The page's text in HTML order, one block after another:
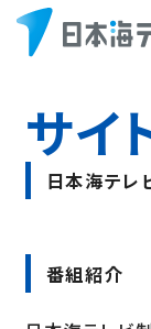
サイ
日本海テレ
番組紹介